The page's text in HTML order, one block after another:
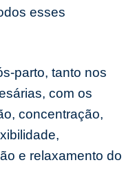
esses
parto, tanto nos
com os
concentração,
e relaxamento do